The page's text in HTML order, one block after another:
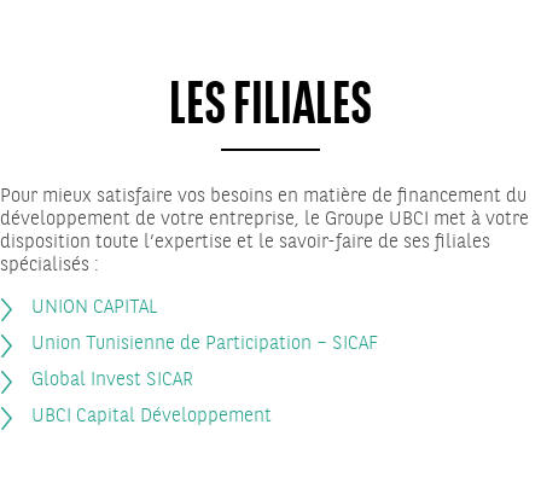
LES FILIALES
Pour mieux satisfaire vos besoins en matière de financement du
développement de votre entreprise, le Groupe UBCI met à votre
disposition toute l’expertise et le savoir-faire de ses filiales
spécialisés :
UNION CAPITAL
Union Tunisienne de Participation – SICAF
Global Invest SICAR
UBCI Capital Développement